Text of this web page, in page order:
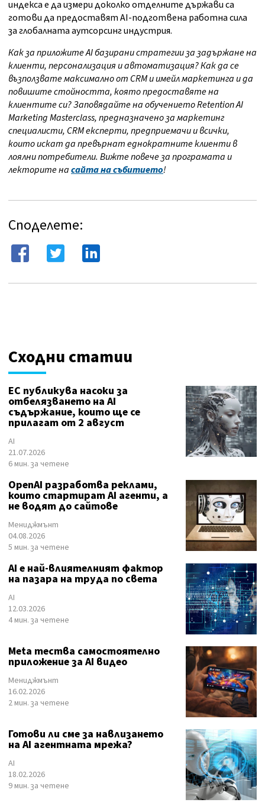
индекса е да измери доколко отделните държави са
готови да предоставят AI-подготвена работна сила
за глобалната аутсорсинг индустрия.
Как за приложите AI базирани стратегии за задържане на
клиенти, персонализация и автоматизация? Как да се
възползвате максимално от CRM и имейл маркетинга и да
повишите стойността, която предоставяте на
клиентите си? Заповядайте на обучението Retention AI
Marketing Masterclass, предназначено за маркетинг
специалисти, CRM експерти, предприемачи и всички,
които искат да превърнат еднократните клиенти в
лоялни потребители. Вижте повече за програмата и
лекторите насайта на събитието!
Споделете:
Сходни статии
ЕС публикува насоки за
отбелязването на AI
съдържание, които ще се
прилагат от 2 август
AI
21.07.2026
6 мин. за четене
OpenAI разработва реклами,
които стартират AI агенти, а
не водят до сайтове
Мениджмънт
04.08.2026
5 мин. за четене
AI е най-влиятелният фактор
на пазара на труда по света
AI
12.03.2026
4 мин. за четене
Meta тества самостоятелно
приложение за AI видео
Мениджмънт
16.02.2026
2 мин. за четене
Готови ли сме за навлизането
на AI агентната мрежа?
AI
18.02.2026
9 мин. за четене